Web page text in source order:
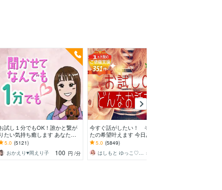
試し１分でもOK！誰かと繋が
りたい気持ち癒します あなたが
役/カウンセリングじゃない/た
だ静かに寄り添います
5.0 (5121)
おかえり♥️岡えり子
100 円 /分
今すぐ話がしたい！ そんなあな
たの希望叶えます 今日あったこ
とから深刻な悩みまで☆何でも打
ち明けてください。
5.0 (5849)
はしもと ゆっこ♡救急こころの相談室 500